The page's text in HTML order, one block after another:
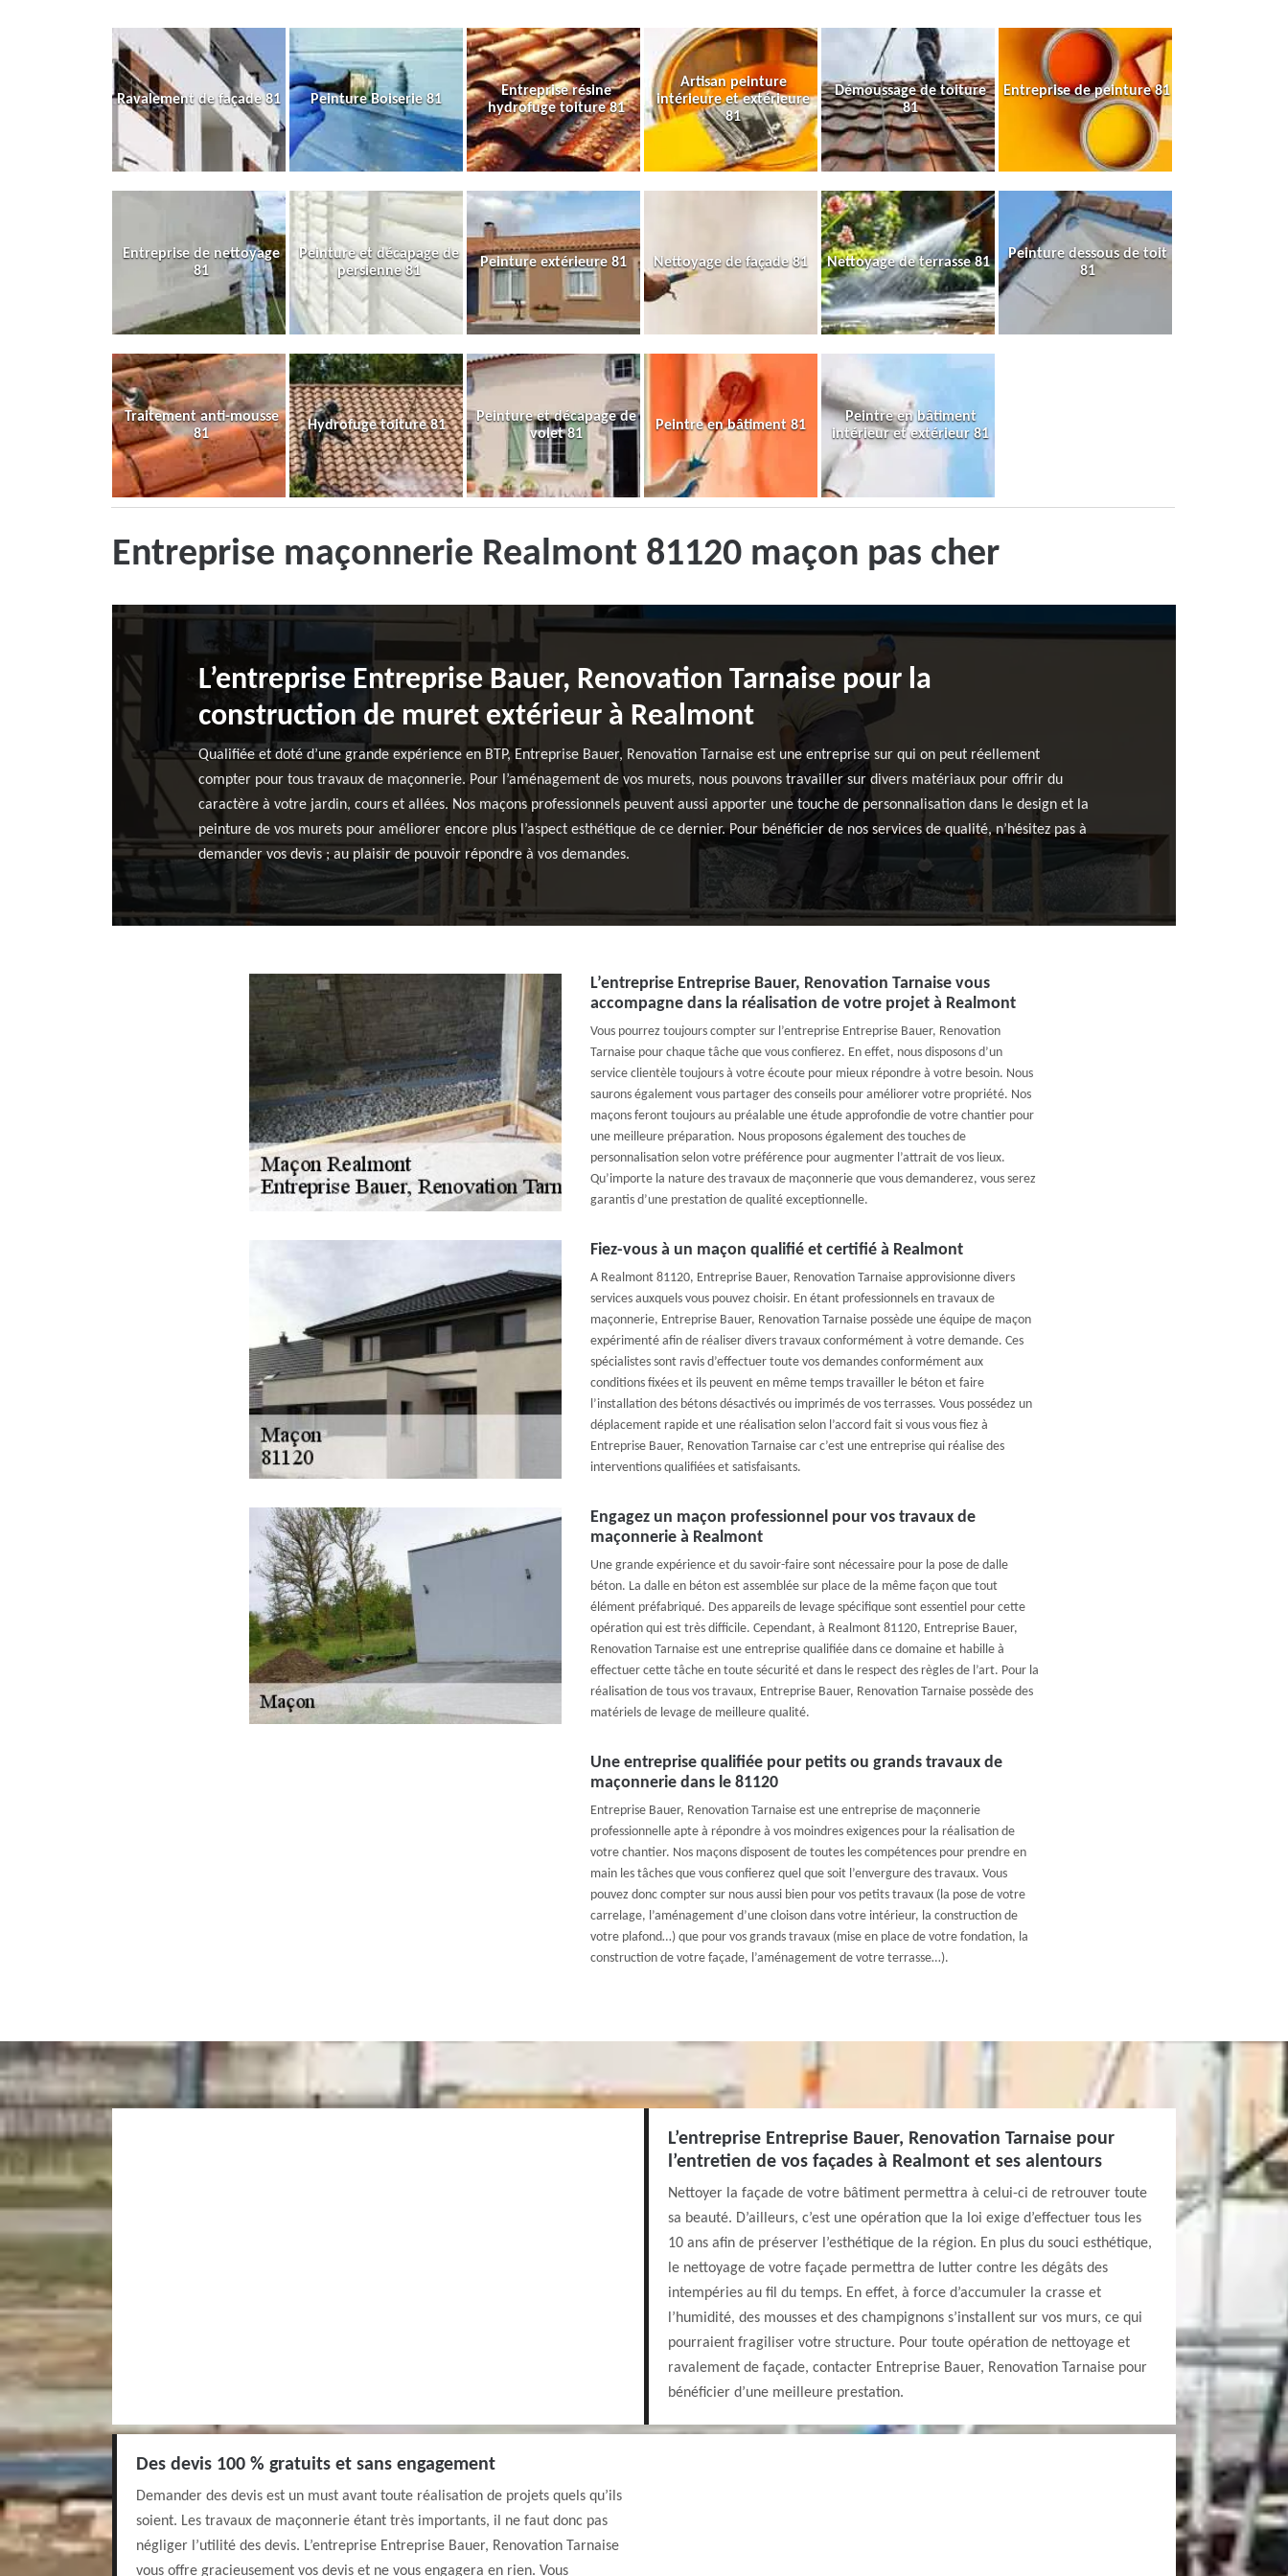
Ravalement de façade 81 Peinture Boiserie 81
Entreprise résine
hydrofuge toiture 81
Artisan peinture
intérieure et extérieure
81
Démoussage de toiture
81
Entreprise de peinture 81
Entreprise de nettoyage
81
Peinture et décapage de
persienne 81
Peinture extérieure 81 Nettoyage de façade 81 Nettoyage de terrasse 81
Peinture dessous de toit
81
Traitement anti-mousse
81
Hydrofuge toiture 81
Peinture et décapage de
volet 81
Peintre en bâtiment 81
Peintre en bâtiment
intérieur et extérieur 81
Entreprise maçonnerie Realmont 81120 maçon pas cher
L’entreprise Entreprise Bauer, Renovation Tarnaise pour la
construction de muret extérieur à Realmont
Qualifiée et doté d’une grande expérience en BTP, Entreprise Bauer, Renovation Tarnaise est une entreprise sur qui on peut réellement
compter pour tous travaux de maçonnerie. Pour l’aménagement de vos murets, nous pouvons travailler sur divers matériaux pour offrir du
caractère à votre jardin, cours et allées. Nos maçons professionnels peuvent aussi apporter une touche de personnalisation dans le design et la
peinture de vos murets pour améliorer encore plus l’aspect esthétique de ce dernier. Pour bénéficier de nos services de qualité, n’hésitez pas à
demander vos devis ; au plaisir de pouvoir répondre à vos demandes.
L’entreprise Entreprise Bauer, Renovation Tarnaise vous
accompagne dans la réalisation de votre projet à Realmont
Vous pourrez toujours compter sur l’entreprise Entreprise Bauer, Renovation
Tarnaise pour chaque tâche que vous confierez. En effet, nous disposons d’un
service clientèle toujours à votre écoute pour mieux répondre à votre besoin. Nous
saurons également vous partager des conseils pour améliorer votre propriété. Nos
maçons feront toujours au préalable une étude approfondie de votre chantier pour
une meilleure préparation. Nous proposons également des touches de
personnalisation selon votre préférence pour augmenter l’attrait de vos lieux.
Qu’importe la nature des travaux de maçonnerie que vous demanderez, vous serez
garantis d’une prestation de qualité exceptionnelle.
Fiez-vous à un maçon qualifié et certifié à Realmont
A Realmont 81120, Entreprise Bauer, Renovation Tarnaise approvisionne divers
services auxquels vous pouvez choisir. En étant professionnels en travaux de
maçonnerie, Entreprise Bauer, Renovation Tarnaise possède une équipe de maçon
expérimenté afin de réaliser divers travaux conformément à votre demande. Ces
spécialistes sont ravis d’effectuer toute vos demandes conformément aux
conditions fixées et ils peuvent en même temps travailler le béton et faire
l’installation des bétons désactivés ou imprimés de vos terrasses. Vous possédez un
déplacement rapide et une réalisation selon l’accord fait si vous vous fiez à
Entreprise Bauer, Renovation Tarnaise car c’est une entreprise qui réalise des
interventions qualifiées et satisfaisants.
Engagez un maçon professionnel pour vos travaux de
maçonnerie à Realmont
Une grande expérience et du savoir-faire sont nécessaire pour la pose de dalle
béton. La dalle en béton est assemblée sur place de la même façon que tout
élément préfabriqué. Des appareils de levage spécifique sont essentiel pour cette
opération qui est très difficile. Cependant, à Realmont 81120, Entreprise Bauer,
Renovation Tarnaise est une entreprise qualifiée dans ce domaine et habille à
effectuer cette tâche en toute sécurité et dans le respect des règles de l’art. Pour la
réalisation de tous vos travaux, Entreprise Bauer, Renovation Tarnaise possède des
matériels de levage de meilleure qualité.
Une entreprise qualifiée pour petits ou grands travaux de
maçonnerie dans le 81120
Entreprise Bauer, Renovation Tarnaise est une entreprise de maçonnerie
professionnelle apte à répondre à vos moindres exigences pour la réalisation de
votre chantier. Nos maçons disposent de toutes les compétences pour prendre en
main les tâches que vous confierez quel que soit l’envergure des travaux. Vous
pouvez donc compter sur nous aussi bien pour vos petits travaux (la pose de votre
carrelage, l’aménagement d’une cloison dans votre intérieur, la construction de
votre plafond…) que pour vos grands travaux (mise en place de votre fondation, la
construction de votre façade, l’aménagement de votre terrasse…).
L’entreprise Entreprise Bauer, Renovation Tarnaise pour
l’entretien de vos façades à Realmont et ses alentours
Nettoyer la façade de votre bâtiment permettra à celui-ci de retrouver toute
sa beauté. D’ailleurs, c’est une opération que la loi exige d’effectuer tous les
10 ans afin de préserver l’esthétique de la région. En plus du souci esthétique,
le nettoyage de votre façade permettra de lutter contre les dégâts des
intempéries au fil du temps. En effet, à force d’accumuler la crasse et
l’humidité, des mousses et des champignons s’installent sur vos murs, ce qui
pourraient fragiliser votre structure. Pour toute opération de nettoyage et
ravalement de façade, contacter Entreprise Bauer, Renovation Tarnaise pour
bénéficier d’une meilleure prestation.
Des devis 100 % gratuits et sans engagement
Demander des devis est un must avant toute réalisation de projets quels qu’ils
soient. Les travaux de maçonnerie étant très importants, il ne faut donc pas
négliger l’utilité des devis. L’entreprise Entreprise Bauer, Renovation Tarnaise
vous offre gracieusement vos devis et ne vous engagera en rien. Vous